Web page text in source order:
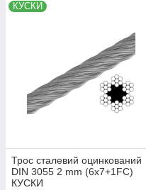
КУСКИ
Трос сталевий оцинкований
DIN 3055 2 mm (6x7+1FC)
КУСКИ